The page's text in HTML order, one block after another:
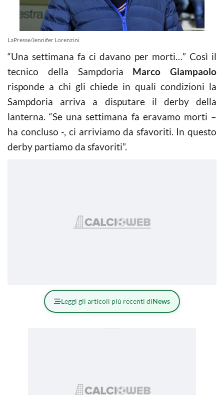
LaPresse/Jennifer Lorenzini
“Una settimana fa ci davano per morti…” Così il
tecnico della Sampdoria Marco Giampaolo
risponde a chi gli chiede in quali condizioni la
Sampdoria arriva a disputare il derby della
lanterna. “Se una settimana fa eravamo morti –
ha concluso -, ci arriviamo da sfavoriti. In questo
derby partiamo da sfavoriti”.
Leggi gli articoli più recenti diNews